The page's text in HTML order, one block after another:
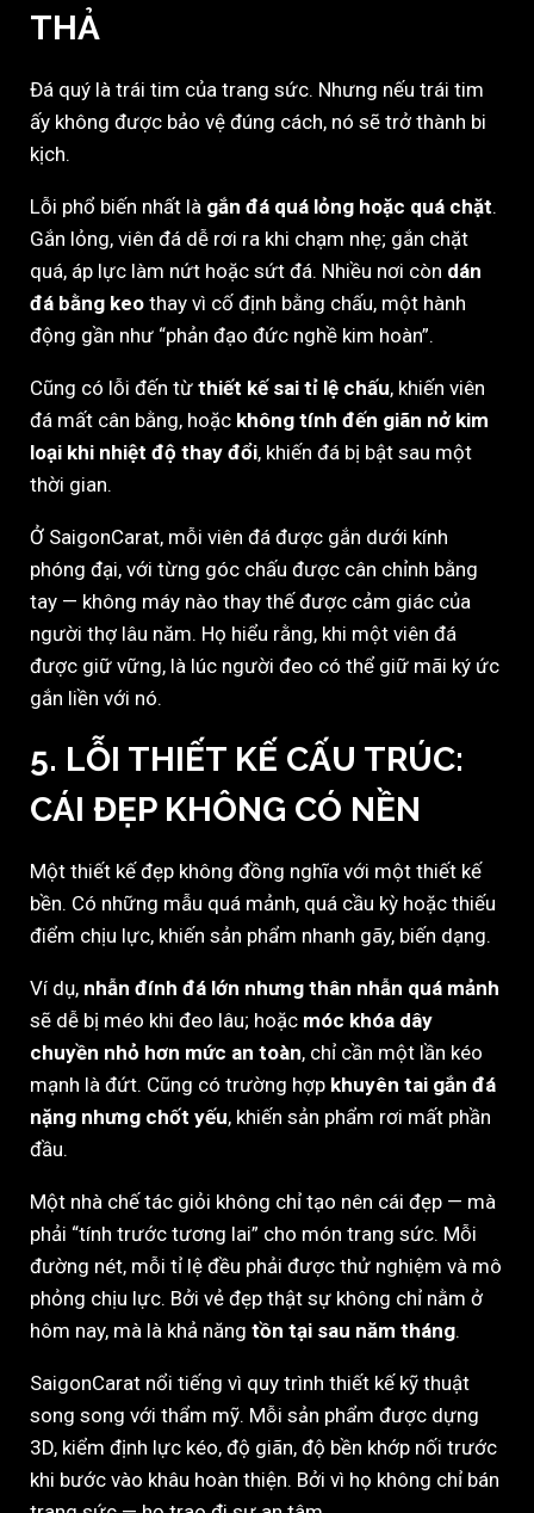
THẢ
Đá quý là trái tim của trang sức. Nhưng nếu trái tim
ấy không được bảo vệ đúng cách, nó sẽ trở thành bi
kịch.
Lỗi phổ biến nhất là gắn đá quá lỏng hoặc quá chặt.
Gắn lỏng, viên đá dễ rơi ra khi chạm nhẹ; gắn chặt
quá, áp lực làm nứt hoặc sứt đá. Nhiều nơi còn dán
đá bằng keo thay vì cố định bằng chấu, một hành
động gần như “phản đạo đức nghề kim hoàn”.
Cũng có lỗi đến từ thiết kế sai tỉ lệ chấu, khiến viên
đá mất cân bằng, hoặc không tính đến giãn nở kim
loại khi nhiệt độ thay đổi, khiến đá bị bật sau một
thời gian.
Ở SaigonCarat, mỗi viên đá được gắn dưới kính
phóng đại, với từng góc chấu được cân chỉnh bằng
tay — không máy nào thay thế được cảm giác của
người thợ lâu năm. Họ hiểu rằng, khi một viên đá
được giữ vững, là lúc người đeo có thể giữ mãi ký ức
gắn liền với nó.
5. LỖI THIẾT KẾ CẤU TRÚC:
CÁI ĐẸP KHÔNG CÓ NỀN
Một thiết kế đẹp không đồng nghĩa với một thiết kế
bền. Có những mẫu quá mảnh, quá cầu kỳ hoặc thiếu
điểm chịu lực, khiến sản phẩm nhanh gãy, biến dạng.
Ví dụ, nhẫn đính đá lớn nhưng thân nhẫn quá mảnh
sẽ dễ bị méo khi đeo lâu; hoặc móc khóa dây
chuyền nhỏ hơn mức an toàn, chỉ cần một lần kéo
mạnh là đứt. Cũng có trường hợp khuyên tai gắn đá
nặng nhưng chốt yếu, khiến sản phẩm rơi mất phần
đầu.
Một nhà chế tác giỏi không chỉ tạo nên cái đẹp — mà
phải “tính trước tương lai” cho món trang sức. Mỗi
đường nét, mỗi tỉ lệ đều phải được thử nghiệm và mô
phỏng chịu lực. Bởi vẻ đẹp thật sự không chỉ nằm ở
hôm nay, mà là khả năng tồn tại sau năm tháng.
SaigonCarat nổi tiếng vì quy trình thiết kế kỹ thuật
song song với thẩm mỹ. Mỗi sản phẩm được dựng
3D, kiểm định lực kéo, độ giãn, độ bền khớp nối trước
khi bước vào khâu hoàn thiện. Bởi vì họ không chỉ bán